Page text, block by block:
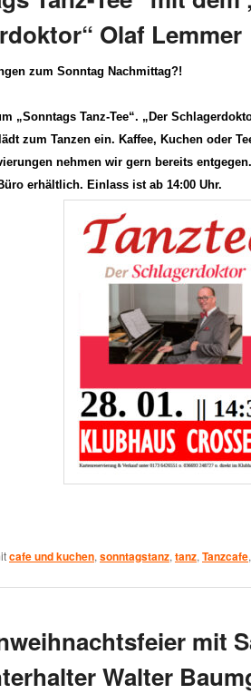
Olaf Lemmer
zum Sonntag Nachmittag?!
„Sonntags Tanz-Tee“. „Der
zum Tanzen ein. Kaffee, Kuchen oder
nehmen wir gern bereits entgegen.
erhältlich. Einlass ist ab 14:00 Uhr.
cafe und kuchen, sonntagstanz, tanz, Tanzcafe,
mit
Walter